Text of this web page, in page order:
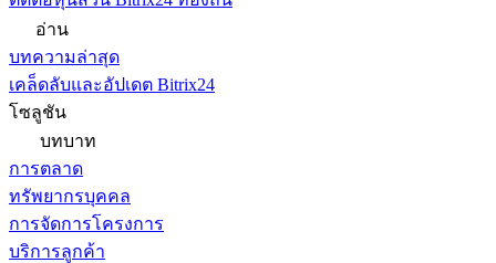
อ่าน
บทความล่าสุด
เคล็ดลับและอัปเดต Bitrix24
โซลูชัน
บทบาท
การตลาด
ทรัพยากรบุคคล
การจัดการโครงการ
บริการลูกค้า